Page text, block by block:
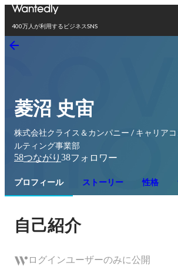
400万人が利用するビジネスSNS
菱沼 史宙
株式会社クライス＆カンパニー / キャリア
ルティング事業部
58つながり 38フォロワー
プロフィール ストーリー 性格
自己紹介
ログインユーザーのみに公開